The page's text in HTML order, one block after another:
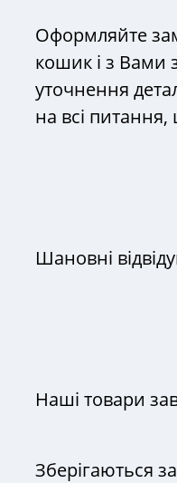
Оформляйте
кошик і з Вами
уточнення
на всі
Шановні
Наші товари
Зберігаються